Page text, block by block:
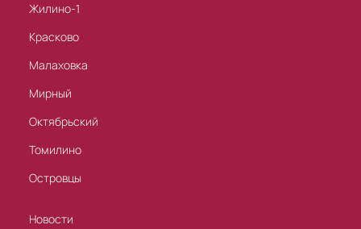
Жилино-1
Красково
Малаховка
Мирный
Октябрьский
Томилино
Островцы
Новости